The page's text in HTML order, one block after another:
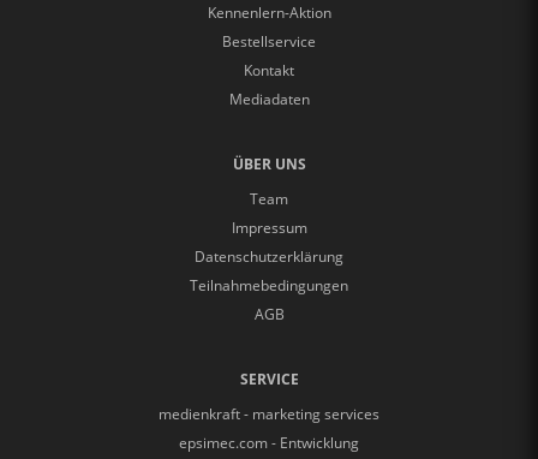
Kennenlern-Aktion
Bestellservice
Kontakt
Mediadaten
ÜBER UNS
Team
Impressum
Datenschutzerklärung
Teilnahmebedingungen
AGB
SERVICE
medienkraft - marketing services
epsimec.com - Entwicklung